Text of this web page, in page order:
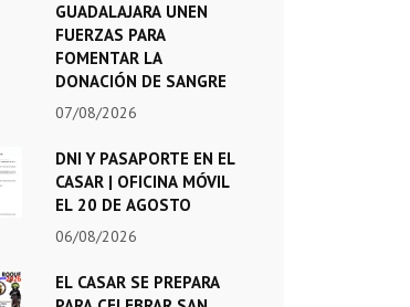
GUADALAJARA UNEN
FUERZAS PARA
FOMENTAR LA
DONACIÓN DE SANGRE
07/08/2026
DNI Y PASAPORTE EN EL
CASAR | OFICINA MÓVIL
EL 20 DE AGOSTO
06/08/2026
EL CASAR SE PREPARA